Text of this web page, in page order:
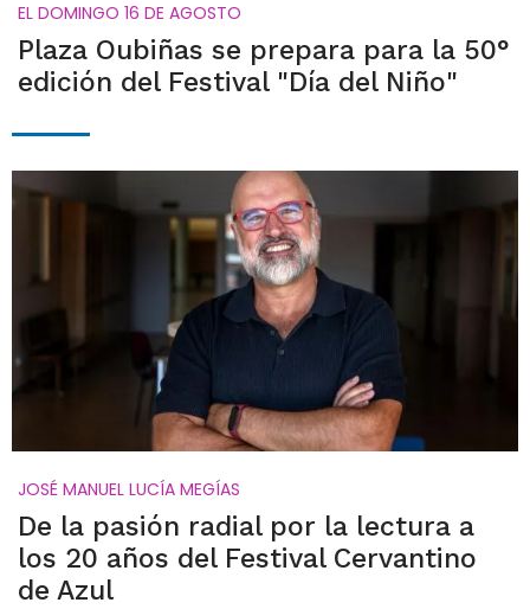
EL DOMINGO 16 DE AGOSTO
Plaza Oubiñas se prepara para la 50°
edición del Festival "Día del Niño"
JOSÉ MANUEL LUCÍA MEGÍAS
De la pasión radial por la lectura a
los 20 años del Festival Cervantino
de Azul